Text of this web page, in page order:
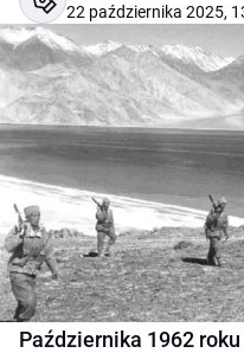
22 października 2025,
Października 1962